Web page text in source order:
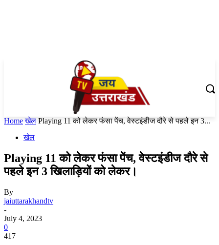
Home खेल Playing 11 को लेकर फंसा पेंच, वेस्टइंडीज दौरे से पहले इन 3...
खेल
Playing 11 को लेकर फंसा पेंच, वेस्टइंडीज दौरे से
पहले इन 3 खिलाड़ियों को लेकर।
By
jaiuttarakhandtv
-
July 4, 2023
0
417